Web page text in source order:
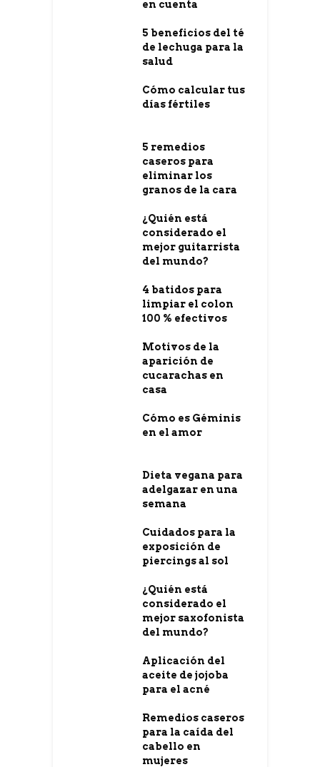
en cuenta
5 beneficios del té
de lechuga para la
salud
Cómo calcular tus
días fértiles
5 remedios
caseros para
eliminar los
granos de la cara
¿Quién está
considerado el
mejor guitarrista
del mundo?
4 batidos para
limpiar el colon
100 % efectivos
Motivos de la
aparición de
cucarachas en
casa
Cómo es Géminis
en el amor
Dieta vegana para
adelgazar en una
semana
Cuidados para la
exposición de
piercings al sol
¿Quién está
considerado el
mejor saxofonista
del mundo?
Aplicación del
aceite de jojoba
para el acné
Remedios caseros
para la caída del
cabello en
mujeres